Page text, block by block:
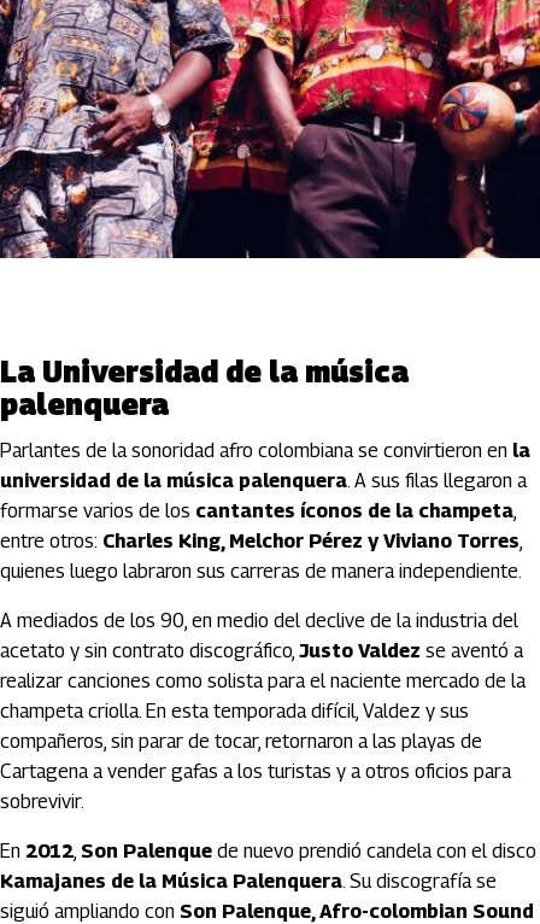
La Universidad de la música
palenquera
Parlantes de la sonoridad afro colombiana se convirtieron en la
universidad de la música palenquera . A sus filas llegaron a
formarse varios de los cantantes íconos de la champeta
entre otros: Charles King, Melchor Pérez y Viviano Torres
quienes luego labraron sus carreras de manera independiente.
A mediados de los 90, en medio del declive de la industria del
acetato y sin contrato discográfico, Justo Valdez se aventó a
realizar canciones como solista para el naciente mercado de la
champeta criolla. En esta temporada difícil, Valdez y sus
compañeros, sin parar de tocar, retornaron a las playas de
Cartagena a vender gafas a los turistas y a otros oficios para
sobrevivir.
En 2012 Son Palenque de nuevo prendió candela con el disco
Kamajanes de la Música Palenquera . Su discografía se
siguió ampliando con Son Palenque, Afro-colombian Sound